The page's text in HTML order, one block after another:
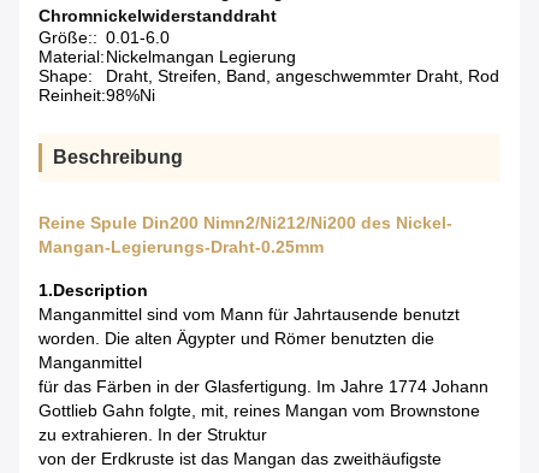
Chromnickelwiderstanddraht
Größe:: 0.01-6.0
Material:Nickelmangan Legierung
Shape:
Draht, Streifen, Band, angeschwemmter Draht, Rod
Reinheit:98%Ni
Beschreibung
Reine Spule Din200 Nimn2/Ni212/Ni200 des Nickel-
Mangan-Legierungs-Draht-0.25mm
1.Description
Manganmittel sind vom Mann für Jahrtausende benutzt
worden. Die alten Ägypter und Römer benutzten die
Manganmittel
für das Färben in der Glasfertigung. Im Jahre 1774 Johann
Gottlieb Gahn folgte, mit, reines Mangan vom Brownstone
zu extrahieren. In der Struktur
von der Erdkruste ist das Mangan das zweithäufigste